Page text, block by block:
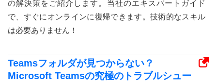
の解決策をご紹介します。当社のエキスパートガイド
で、すぐにオンラインに復帰できます。技術的なスキル
は必要ありません！
Teamsフォルダが見つからない？
Microsoft Teamsの究極のトラブルシュー